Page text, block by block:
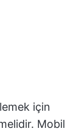
için
Mobil